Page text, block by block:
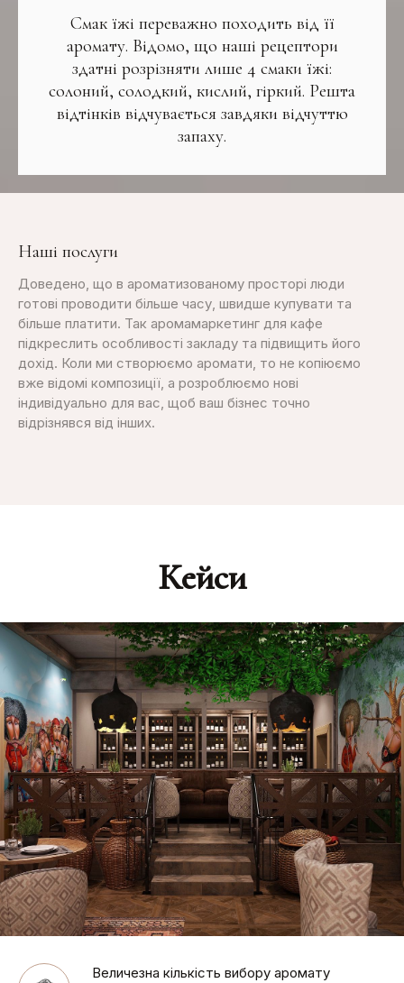
Смак їжі переважно походить від її
аромату. Відомо, що наші рецептори
здатні розрізняти лише 4 смаки їжі:
солоний, солодкий, кислий, гіркий. Решта
відтінків відчувається завдяки відчуттю
запаху.
Наші послуги
Доведено, що в ароматизованому просторі люди
готові проводити більше часу, швидше купувати та
більше платити. Так аромамаркетинг для кафе
підкреслить особливості закладу та підвищить його
дохід. Коли ми створюємо аромати, то не копіюємо
вже відомі композиції, а розроблюємо нові
індивідуально для вас, щоб ваш бізнес точно
відрізнявся від інших.
Кейси
Величезна кількість вибору аромату